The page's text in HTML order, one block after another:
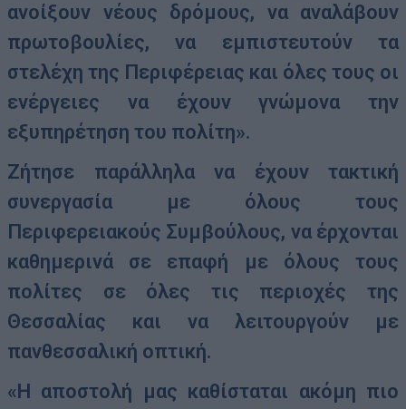
ανοίξουν νέους δρόμους, να αναλάβουν
πρωτοβουλίες, να εμπιστευτούν τα
στελέχη της Περιφέρειας και όλες τους οι
ενέργειες να έχουν γνώμονα την
εξυπηρέτηση του πολίτη».
Ζήτησε παράλληλα να έχουν τακτική
συνεργασία με όλους τους
Περιφερειακούς Συμβούλους, να έρχονται
καθημερινά σε επαφή με όλους τους
πολίτες σε όλες τις περιοχές της
Θεσσαλίας και να λειτουργούν με
πανθεσσαλική οπτική.
«Η αποστολή μας καθίσταται ακόμη πιο